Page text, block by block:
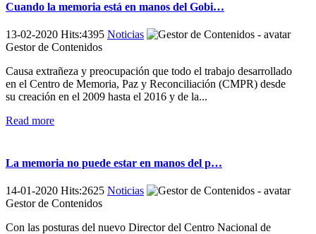
Cuando la memoria está en manos del Gobi…
13-02-2020 Hits:4395 Noticias
Gestor de Contenidos
Causa extrañeza y preocupación que todo el trabajo desarrollado
en el Centro de Memoria, Paz y Reconciliación (CMPR) desde
su creación en el 2009 hasta el 2016 y de la...
Read more
La memoria no puede estar en manos del p…
14-01-2020 Hits:2625 Noticias
Gestor de Contenidos
Con las posturas del nuevo Director del Centro Nacional de